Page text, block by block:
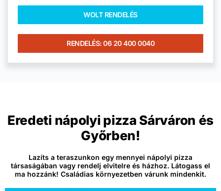
WOLT RENDELÉS
RENDELÉS: 06 20 400 0040
Eredeti nápolyi pizza Sárváron és
Győrben!
Lazíts a teraszunkon egy mennyei nápolyi pizza
társaságában vagy rendelj elvitelre és házhoz. Látogass el
ma hozzánk! Családias környezetben várunk mindenkit.